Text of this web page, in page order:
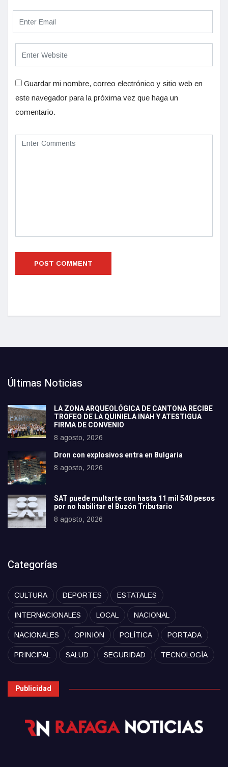
Guardar mi nombre, correo electrónico y sitio web en
este navegador para la próxima vez que haga un
comentario.
Últimas Noticias
LA ZONA ARQUEOLÓGICA DE CANTONA RECIBE
TROFEO DE LA QUINIELA INAH Y ATESTIGUA
FIRMA DE CONVENIO
8 agosto, 2026
Dron con explosivos entra en Bulgaria
8 agosto, 2026
SAT puede multarte con hasta 11 mil 540 pesos
por no habilitar el Buzón Tributario
8 agosto, 2026
Categorías
CULTURA DEPORTES ESTATALES
INTERNACIONALES LOCAL NACIONAL
NACIONALES OPINIÓN POLÍTICA PORTADA
PRINCIPAL SALUD SEGURIDAD TECNOLOGÍA
Publicidad